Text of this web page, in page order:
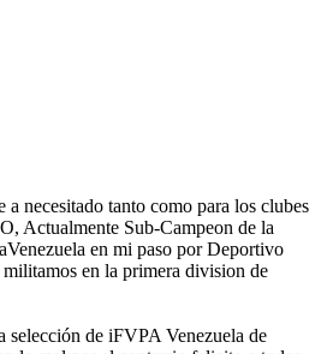
necesitado tanto como para los clubes
Actualmente Sub-Campeon de la
en mi paso por Deportivo
en la primera division de
selección de iFVPA Venezuela de